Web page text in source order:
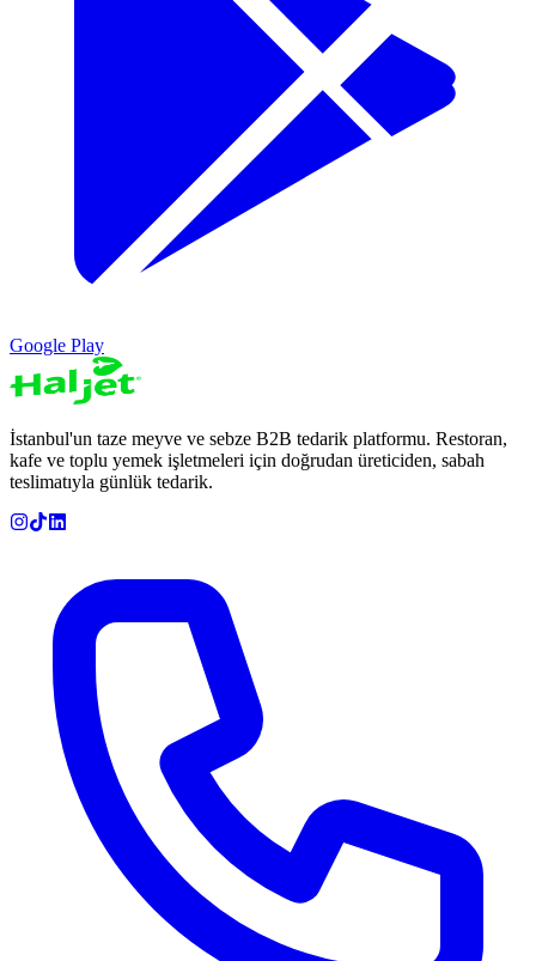
Google Play
İstanbul'un taze meyve ve sebze B2B tedarik platformu. Restoran,
kafe ve toplu yemek işletmeleri için doğrudan üreticiden, sabah
teslimatıyla günlük tedarik.